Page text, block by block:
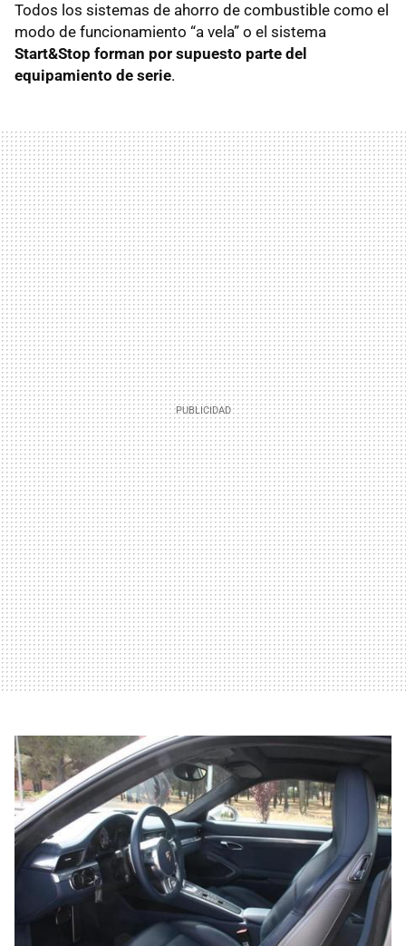
Todos los sistemas de ahorro de combustible como el
modo de funcionamiento “a vela” o el sistema
Start&Stop forman por supuesto parte del
equipamiento de serie.